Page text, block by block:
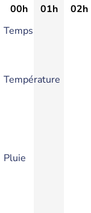
00h 01h 02h
Temps
Température
Pluie